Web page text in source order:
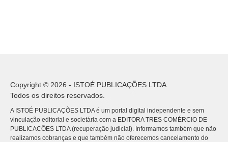
Copyright © 2026 - ISTOÉ PUBLICAÇÕES LTDA
Todos os direitos reservados.
A ISTOÉ PUBLICAÇÕES LTDA é um portal digital independente e sem
vinculação editorial e societária com a EDITORA TRES COMÉRCIO DE
PUBLICACÕES LTDA (recuperação judicial). Informamos também que não
realizamos cobranças e que também não oferecemos cancelamento do